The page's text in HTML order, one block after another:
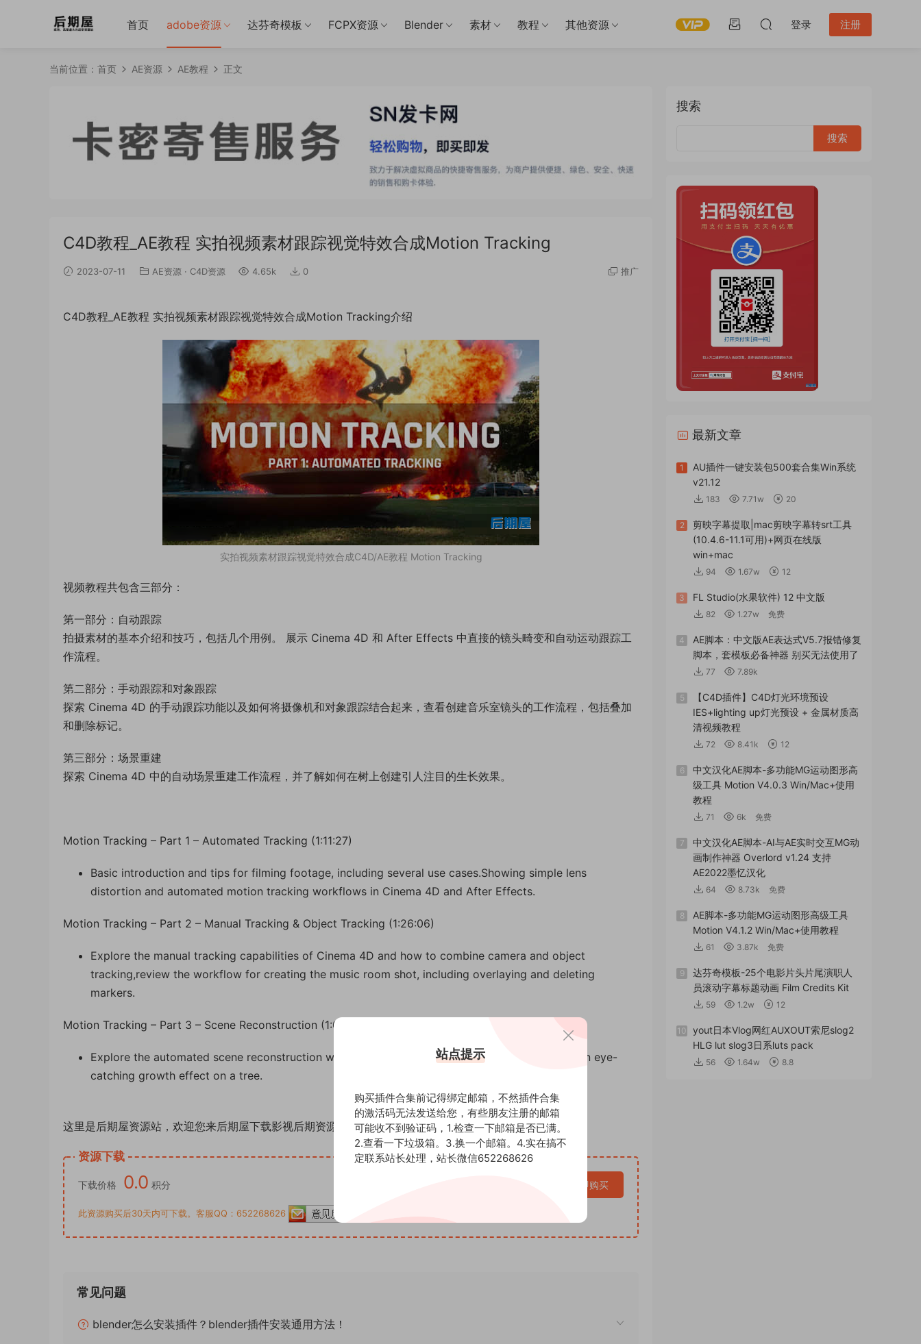
首页 adobe资源 达芬奇模板 FCPX资源 Blender 素材 教程 其他资源 登录 注册
当前位置： 首页 AE资源 AE教程 正文
C4D教程_AE教程 实拍视频素材跟踪视觉特效合成Motion Tracking
2023-07-11 AE资源 · C4D资源 4.65k 0 推广
C4D教程_AE教程 实拍视频素材跟踪视觉特效合成Motion Tracking介绍
实拍视频素材跟踪视觉特效合成C4D/AE教程 Motion Tracking
视频教程共包含三部分：
第一部分：自动跟踪
拍摄素材的基本介绍和技巧，包括几个用例。 展示 Cinema 4D 和 After Effects 中直接的镜头畸变和自动运动跟踪工
作流程。
第二部分：手动跟踪和对象跟踪
探索 Cinema 4D 的手动跟踪功能以及如何将摄像机和对象跟踪结合起来，查看创建音乐室镜头的工作流程，包括叠加
和删除标记。
第三部分：场景重建
探索 Cinema 4D 中的自动场景重建工作流程，并了解如何在树上创建引人注目的生长效果。
Motion Tracking – Part 1 – Automated Tracking (1:11:27)
Basic introduction and tips for filming footage, including several use cases.Showing simple lens
distortion and automated motion tracking workflows in Cinema 4D and After Effects.
Motion Tracking – Part 2 – Manual Tracking & Object Tracking (1:26:06)
Explore the manual tracking capabilities of Cinema 4D and how to combine camera and object
tracking,review the workflow for creating the music room shot, including overlaying and deleting
markers.
Motion Tracking – Part 3 – Scene Reconstruction (1:05:10)
Explore the automated scene reconstruction workflow in Cinema 4D and learn how to create an eye-
catching growth effect on a tree.
这里是后期屋资源站，欢迎您来后期屋下载影视后期资源（AE模板、PR模板、音视频频素材各种插件等）
资源下载
下载价格 0.0 积分 立即购买
此资源购买后30天内可下载。客服QQ：652268626
常见问题
blender怎么安装插件？blender插件安装通用方法！
搜索
最新文章
1
AU插件一键安装包500套合集Win系统
v21.12
183 7.71w 20
2
剪映字幕提取|mac剪映字幕转srt工具
(10.4.6-11.1可用)+网页在线版
win+mac
94 1.67w 12
3 FL Studio(水果软件) 12 中文版
82 1.27w 免费
4
AE脚本：中文版AE表达式V5.7报错修复
脚本，套模板必备神器 别买无法使用了
77 7.89k
5
【C4D插件】C4D灯光环境预设
IES+lighting up灯光预设 + 金属材质高
清视频教程
72 8.41k 12
6
中文汉化AE脚本-多功能MG运动图形高
级工具 Motion V4.0.3 Win/Mac+使用
教程
71 6k 免费
7
中文汉化AE脚本-AI与AE实时交互MG动
画制作神器 Overlord v1.24 支持
AE2022墨忆汉化
64 8.73k 免费
8
AE脚本-多功能MG运动图形高级工具
Motion V4.1.2 Win/Mac+使用教程
61 3.87k 免费
9
达芬奇模板-25个电影片头片尾演职人
员滚动字幕标题动画 Film Credits Kit
59 1.2w 12
10
yout日本Vlog网红AUXOUT索尼slog2
HLG lut slog3日系luts pack
56 1.64w 8.8
站点提示
购买插件合集前记得绑定邮箱，不然插件合集
的激活码无法发送给您，有些朋友注册的邮箱
可能收不到验证码，1.检查一下邮箱是否已满。
2.查看一下垃圾箱。3.换一个邮箱。4.实在搞不
定联系站长处理，站长微信652268626